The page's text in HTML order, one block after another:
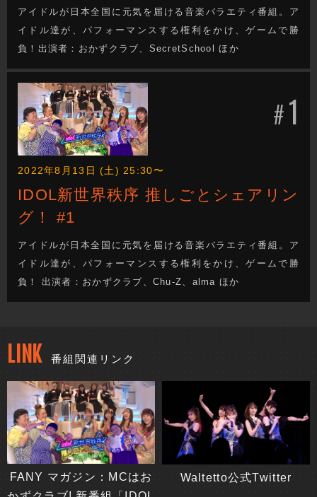
アイドルが日本全国に元気を届ける音楽バラエティ番組。ア
イドル達が、パフォーマンスする権利をかけ、ゲームで勝
負！出演者：おかずクラブ、SecretSchool ほか
#1
2022年8月13日 (土) 25:30〜
IDOL新世界秩序 推しごとシェアリン
グ！ #1
アイドルが日本全国に元気を届ける音楽バラエティ番組。ア
イドル達が、パフォーマンスする権利をかけ、ゲームで勝
負！ 出演者：おかずクラブ、Chu-Z、alma ほか
LINK 番組関連リンク
FANY マガジン：MCはお
Waltetto公式Twitter